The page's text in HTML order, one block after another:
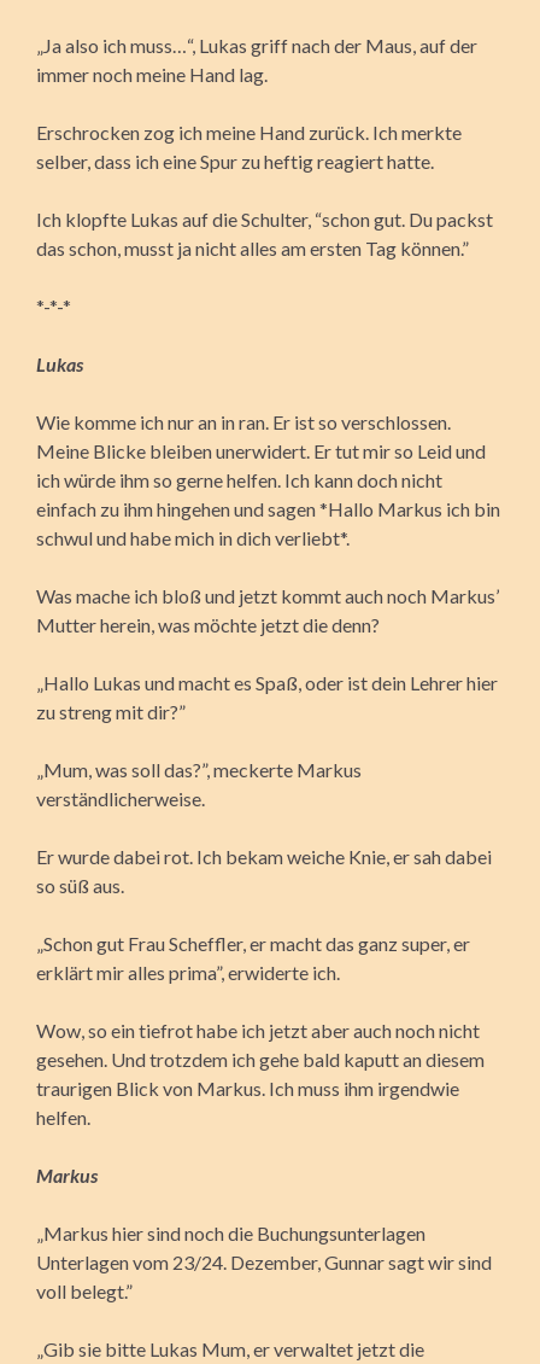
„Ja also ich muss…“, Lukas griff nach der Maus, auf der
immer noch meine Hand lag.
Erschrocken zog ich meine Hand zurück. Ich merkte
selber, dass ich eine Spur zu heftig reagiert hatte.
Ich klopfte Lukas auf die Schulter, “schon gut. Du packst
das schon, musst ja nicht alles am ersten Tag können.”
*-*-*
Lukas
Wie komme ich nur an in ran. Er ist so verschlossen.
Meine Blicke bleiben unerwidert. Er tut mir so Leid und
ich würde ihm so gerne helfen. Ich kann doch nicht
einfach zu ihm hingehen und sagen *Hallo Markus ich bin
schwul und habe mich in dich verliebt*.
Was mache ich bloß und jetzt kommt auch noch Markus’
Mutter herein, was möchte jetzt die denn?
„Hallo Lukas und macht es Spaß, oder ist dein Lehrer hier
zu streng mit dir?”
„Mum, was soll das?”, meckerte Markus
verständlicherweise.
Er wurde dabei rot. Ich bekam weiche Knie, er sah dabei
so süß aus.
„Schon gut Frau Scheffler, er macht das ganz super, er
erklärt mir alles prima”, erwiderte ich.
Wow, so ein tiefrot habe ich jetzt aber auch noch nicht
gesehen. Und trotzdem ich gehe bald kaputt an diesem
traurigen Blick von Markus. Ich muss ihm irgendwie
helfen.
Markus
„Markus hier sind noch die Buchungsunterlagen
Unterlagen vom 23/24. Dezember, Gunnar sagt wir sind
voll belegt.”
„Gib sie bitte Lukas Mum, er verwaltet jetzt die